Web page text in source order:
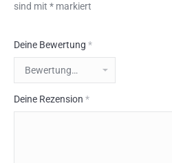
sind mit * markiert
Deine Bewertung *
Deine Rezension *